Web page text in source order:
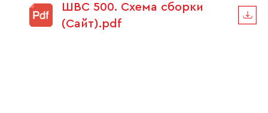
ШВС 500. Схема сборки
(Сайт).pdf